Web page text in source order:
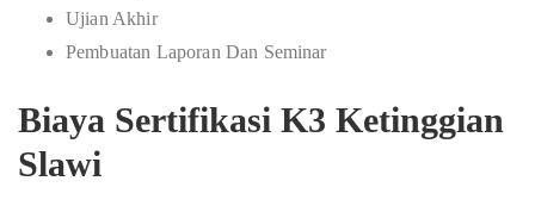
Ujian Akhir
Pembuatan Laporan Dan Seminar
Biaya Sertifikasi K3 Ketinggian
Slawi